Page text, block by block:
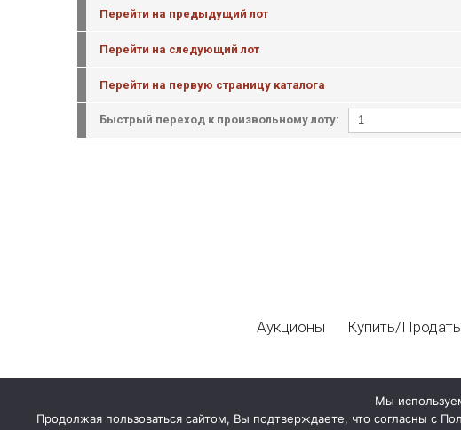
Перейти на предыдущий лот
Перейти на следующий лот
Перейти на первую страницу каталога
Быстрый переход к произвольному лоту:
Аукционы Купить/Продать
Мы
Продолжая пользоваться сайтом, Вы подтверждаете, что согласны с